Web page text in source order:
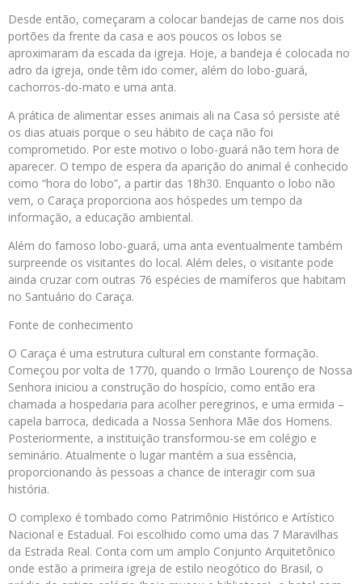
Desde então, começaram a colocar bandejas de carne nos dois
portões da frente da casa e aos poucos os lobos se
aproximaram da escada da igreja. Hoje, a bandeja é colocada no
adro da igreja, onde têm ido comer, além do lobo-guará,
cachorros-do-mato e uma anta.
A prática de alimentar esses animais ali na Casa só persiste até
os dias atuais porque o seu hábito de caça não foi
comprometido. Por este motivo o lobo-guará não tem hora de
aparecer. O tempo de espera da aparição do animal é conhecido
como “hora do lobo”, a partir das 18h30. Enquanto o lobo não
vem, o Caraça proporciona aos hóspedes um tempo da
informação, a educação ambiental.
Além do famoso lobo-guará, uma anta eventualmente também
surpreende os visitantes do local. Além deles, o visitante pode
ainda cruzar com outras 76 espécies de mamíferos que habitam
no Santuário do Caraça.
Fonte de conhecimento
O Caraça é uma estrutura cultural em constante formação.
Começou por volta de 1770, quando o Irmão Lourenço de Nossa
Senhora iniciou a construção do hospício, como então era
chamada a hospedaria para acolher peregrinos, e uma ermida –
capela barroca, dedicada a Nossa Senhora Mãe dos Homens.
Posteriormente, a instituição transformou-se em colégio e
seminário. Atualmente o lugar mantém a sua essência,
proporcionando às pessoas a chance de interagir com sua
história.
O complexo é tombado como Patrimônio Histórico e Artístico
Nacional e Estadual. Foi escolhido como uma das 7 Maravilhas
da Estrada Real. Conta com um amplo Conjunto Arquitetônico
onde estão a primeira igreja de estilo neogótico do Brasil, o